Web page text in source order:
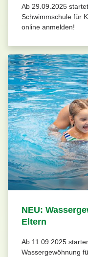
Ab 29.09.2025
Schwimmschule für
online anmelden!
NEU:
Eltern
Ab 11.09.2025
Wassergewöhnung